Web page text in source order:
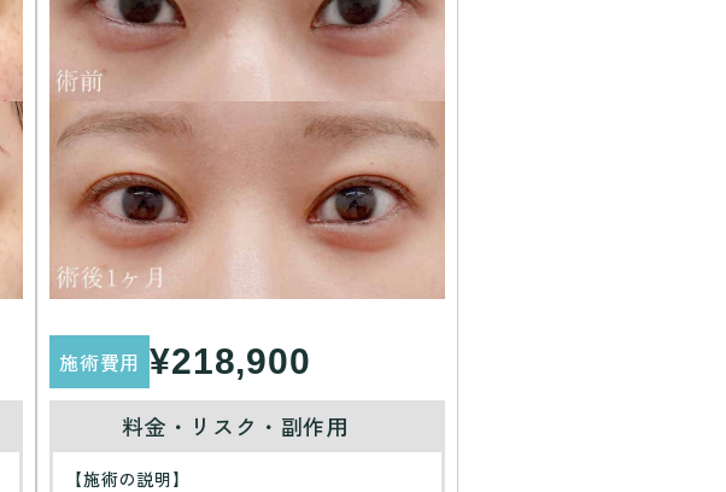
施術費用 ¥218,900
料金・リスク・副作用
【施術の説明】